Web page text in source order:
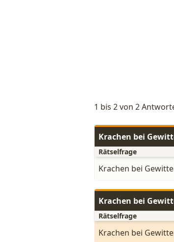
1 bis 2 von 2
Krachen bei
Rätselfrage
Krachen bei
Krachen bei
Rätselfrage
Krachen bei